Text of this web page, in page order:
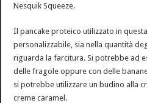
Nesquik Squeeze.
Il pancake proteico utilizzato in
personalizzabile, sia nella quantità
riguarda la farcitura. Si potrebbe ad
delle fragole oppure con delle
si potrebbe utilizzare un budino alla
creme caramel.